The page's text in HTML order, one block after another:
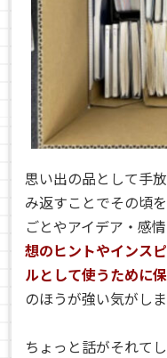
思い出の品として手
み返すことでその頃
ごとやアイデア・感
想のヒントやインス
ルとして使うために
のほうが強い気がしま
ちょっと話がそれて